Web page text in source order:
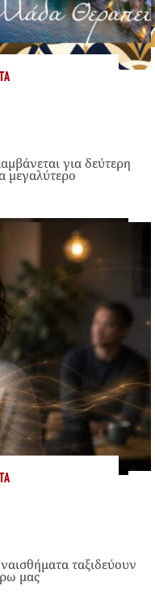
για δεύτερη
μεγαλύτερο
ταξιδεύουν
μας